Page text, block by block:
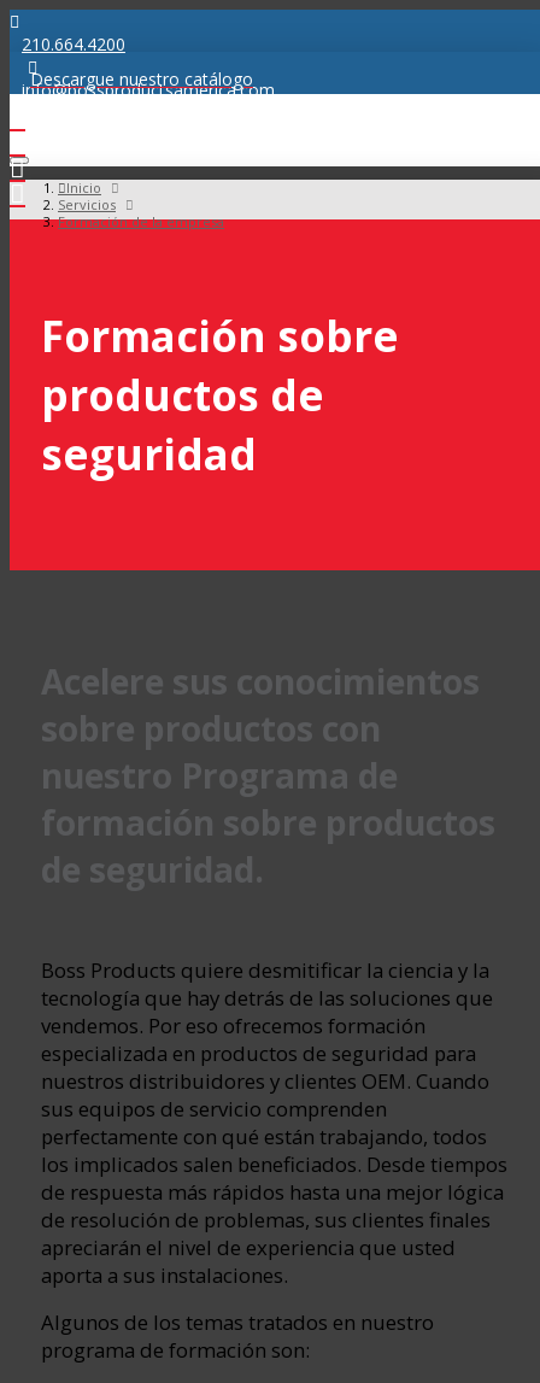
210.664.4200
info@bossproductsamerica.com
Descargue nuestro catálogo
Inicio
Servicios
Formación de la empresa
Formación sobre
productos de
seguridad
Acelere sus conocimientos
sobre productos con
nuestro Programa de
formación sobre productos
de seguridad.
Boss Products quiere desmitificar la ciencia y la
tecnología que hay detrás de las soluciones que
vendemos. Por eso ofrecemos formación
especializada en productos de seguridad para
nuestros distribuidores y clientes OEM. Cuando
sus equipos de servicio comprenden
perfectamente con qué están trabajando, todos
los implicados salen beneficiados. Desde tiempos
de respuesta más rápidos hasta una mejor lógica
de resolución de problemas, sus clientes finales
apreciarán el nivel de experiencia que usted
aporta a sus instalaciones.
Algunos de los temas tratados en nuestro
programa de formación son: